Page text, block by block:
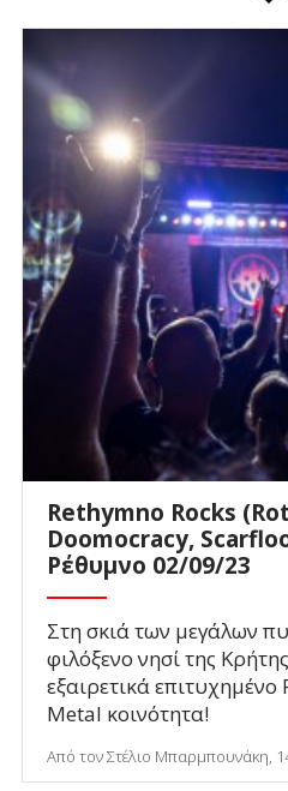
Rethymno Rocks
Doomocracy,
Ρέθυμνο 02/09/23
Στη σκιά των μεγάλων
φιλόξενο νησί της
εξαιρετικά
Metal κοινότητα!
Από τον Στέλιο Μπαρμπουνάκη,